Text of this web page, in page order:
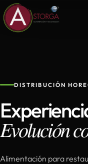
DISTRIBUCIÓN
Evolución
Alimentación para